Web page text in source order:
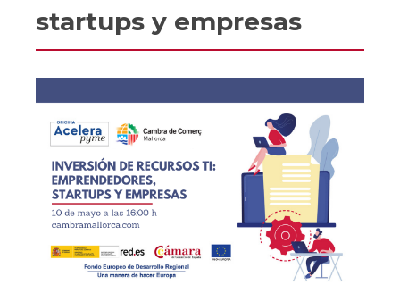
startups y empresas